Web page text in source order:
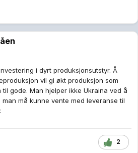
i dyrt produksjonsutstyr. Å
vil gi økt produksjon som
gode. Man hjelper ikke Ukraina ved å
må kunne vente med leveranse til
2